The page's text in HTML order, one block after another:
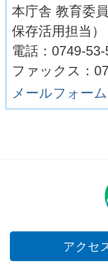
本庁舎 教育委
保存活用担当）
電話：0749-
ファックス：
メールフォー
アクセ